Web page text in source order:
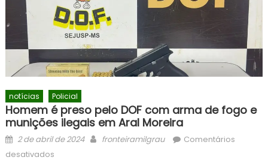
notícias Policial
Homem é preso pelo DOF com arma de fogo e
munições ilegais em Aral Moreira
Posted
on
2 de abril de 2024 Author
fronteiramilgrau
Comentários
desativadosem